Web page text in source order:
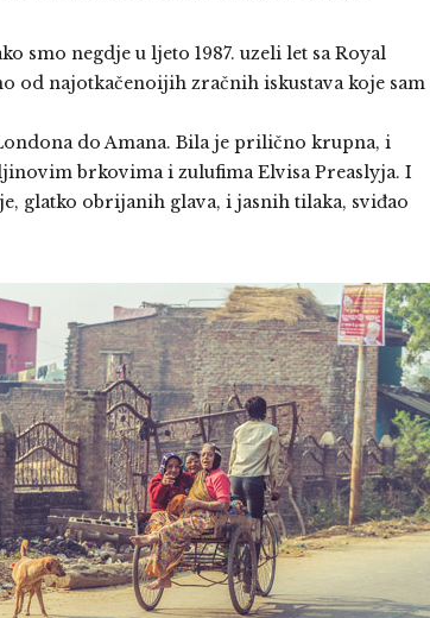
smo negdje u ljeto 1987. uzeli let sa Royal
od najotkačenoijih zračnih iskustava koje sam
do Amana. Bila je prilično krupna, i
brkovima i zulufima Elvisa Preaslyja. I
glatko obrijanih glava, i jasnih tilaka, sviđao